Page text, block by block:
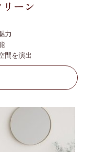
ーン
力
間を演出